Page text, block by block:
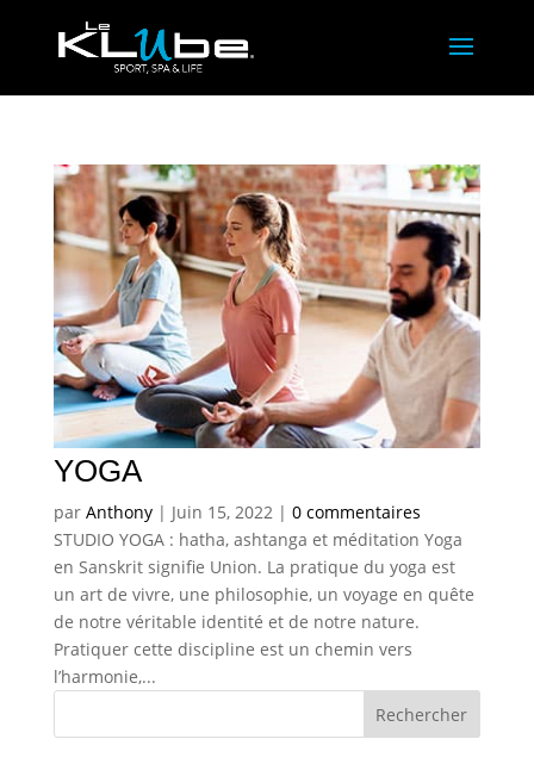
YOGA
par Anthony| Juin 15, 2022| 0 commentaires
STUDIO YOGA : hatha, ashtanga et méditation Yoga
en Sanskrit signifie Union. La pratique du yoga est
un art de vivre, une philosophie, un voyage en quête
de notre véritable identité et de notre nature.
Pratiquer cette discipline est un chemin vers
l’harmonie,...
Rechercher